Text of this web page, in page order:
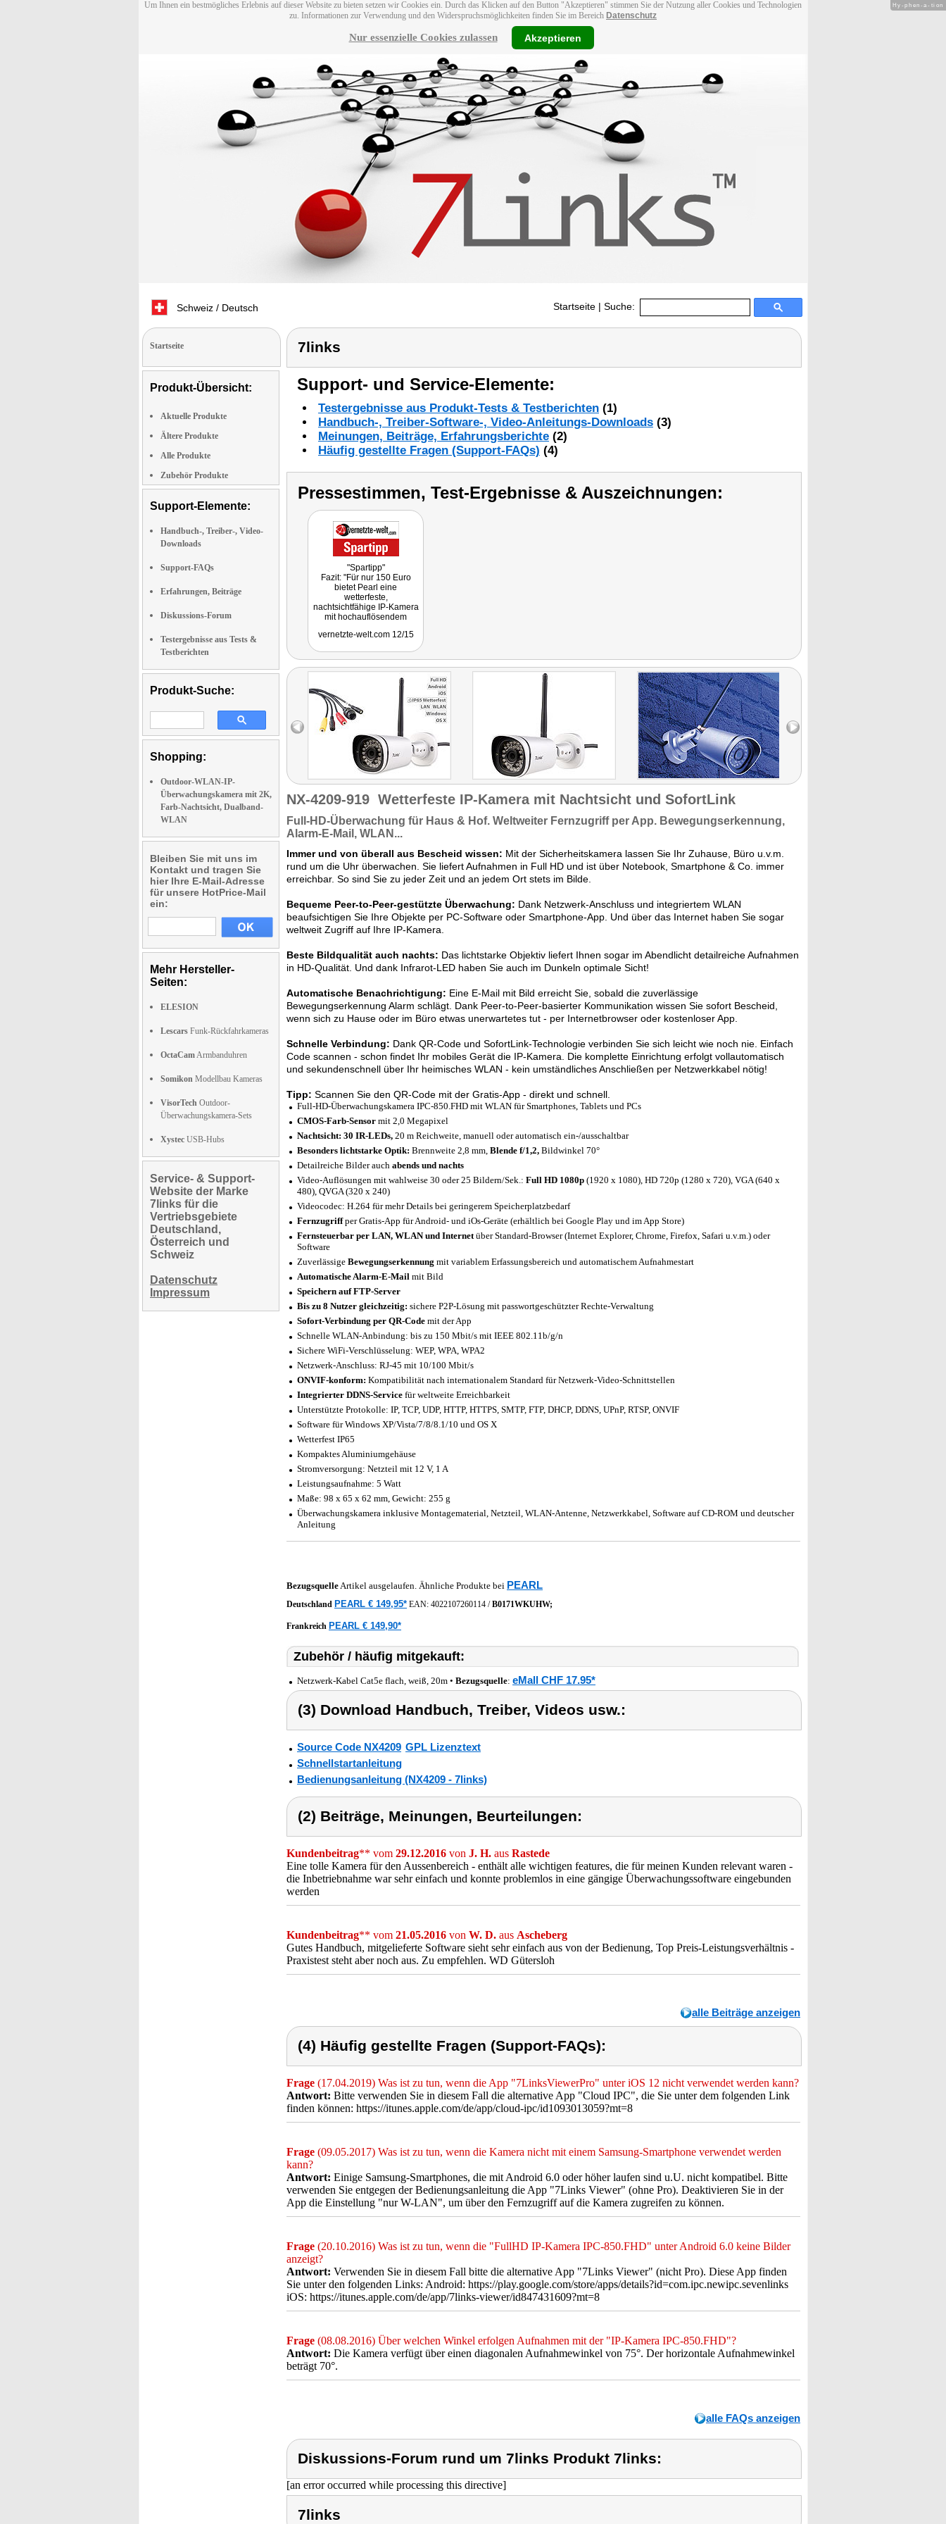
Um Ihnen ein bestmögliches Erlebnis auf dieser Website zu bieten setzen wir Cookies ein. Durch das Klicken auf den Button "Akzeptieren" stimmen Sie der Nutzung aller Cookies und Technologien
zu. Informationen zur Verwendung und den Widerspruchsmöglichkeiten finden Sie im Bereich Datenschutz
Nur essenzielle Cookies zulassen Akzeptieren
Schweiz / Deutsch Startseite | Suche:
Startseite
Produkt-Übersicht:
Aktuelle Produkte
Ältere Produkte
Alle Produkte
Zubehör Produkte
Support-Elemente:
Handbuch-, Treiber-, Video-
Downloads
Support-FAQs
Erfahrungen, Beiträge
Diskussions-Forum
Testergebnisse aus Tests &
Testberichten
Produkt-Suche:
Shopping:
Outdoor-WLAN-IP-
Überwachungskamera mit 2K,
Farb-Nachtsicht, Dualband-
WLAN
Bleiben Sie mit uns im
Kontakt und tragen Sie
hier Ihre E-Mail-Adresse
für unsere HotPrice-Mail
ein:
Mehr Hersteller-
Seiten:
ELESION
Lescars Funk-Rückfahrkameras
OctaCamArmbanduhren
Somikon Modellbau Kameras
VisorTech Outdoor-
Überwachungskamera-Sets
Xystec USB-Hubs
Service- & Support-
Website der Marke
7links für die
Vertriebsgebiete
Deutschland,
Österreich und
Schweiz
Datenschutz
Impressum
7links
Support- und Service-Elemente:
Testergebnisse aus Produkt-Tests & Testberichten (1)
Handbuch-, Treiber-Software-, Video-Anleitungs-Downloads (3)
Meinungen, Beiträge, Erfahrungsberichte (2)
Häufig gestellte Fragen (Support-FAQs) (4)
Pressestimmen, Test-Ergebnisse & Auszeichnungen:
"Spartipp"
Fazit: "Für nur 150 Euro
bietet Pearl eine
wetterfeste,
nachtsichtfähige IP-Kamera
mit hochauflösendem
guter WLAN-Konnektivität.
ins Heimnetz einbinden."
vernetzte-welt.com 12/15
NX-4209-919 Wetterfeste IP-Kamera mit Nachtsicht und SofortLink
Full-HD-Überwachung für Haus & Hof. Weltweiter Fernzugriffper App. Bewegungserkennung,
Alarm-E-Mail, WLAN...
Immer und von überall aus Bescheid wissen: Mit der Sicherheitskamera lassen Sie Ihr Zuhause, Büro u.v.m.
rund um die Uhr überwachen. Sie liefert Aufnahmen in Full HD und ist über Notebook, Smartphone & Co. immer
erreichbar. So sind Sie zu jeder Zeit und an jedem Ort stets im Bilde.
Bequeme Peer-to-Peer-gestützte Überwachung: Dank Netzwerk-Anschluss und integriertem WLAN
beaufsichtigen Sie Ihre Objekte per PC-Software oder Smartphone-App. Und über das Internet haben Sie sogar
weltweit Zugriff auf Ihre IP-Kamera.
Beste Bildqualität auch nachts: Das lichtstarke Objektiv liefert Ihnen sogar im Abendlicht detailreiche Aufnahmen
in HD-Qualität. Und dank Infrarot-LED haben Sie auch im Dunkeln optimale Sicht!
Automatische Benachrichtigung: Eine E-Mail mit Bild erreicht Sie, sobald die zuverlässige
Bewegungserkennung Alarm schlägt. Dank Peer-to-Peer-basierter Kommunikation wissen Sie sofort Bescheid,
wenn sich zu Hause oder im Büro etwas unerwartetes tut - per Internetbrowser oder kostenloser App.
Schnelle Verbindung: Dank QR-Code und SofortLink-Technologie verbinden Sie sich leicht wie noch nie. Einfach
Code scannen - schon findet Ihr mobiles Gerät die IP-Kamera. Die komplette Einrichtung erfolgt vollautomatisch
und sekundenschnell über Ihr heimisches WLAN - kein umständliches Anschließen per Netzwerkkabel nötig!
Tipp: Scannen Sie den QR-Code mit der Gratis-App - direkt und schnell.
Full-HD-Überwachungskamera IPC-850.FHD mit WLAN für Smartphones, Tablets und PCs
CMOS-Farb-Sensor mit 2,0 Megapixel
Nachtsicht: 30 IR-LEDs, 20 m Reichweite, manuell oder automatisch ein-/ausschaltbar
Besonders lichtstarke Optik: Brennweite 2,8 mm, Blende f/1,2, Bildwinkel 70°
Detailreiche Bilder auch abends und nachts
Video-Auflösungen mit wahlweise 30 oder 25 Bildern/Sek.: Full HD 1080p (1920 x 1080), HD 720p (1280 x 720), VGA (640 x
480), QVGA (320 x 240)
Videocodec: H.264 für mehr Details bei geringerem Speicherplatzbedarf
Fernzugriffper Gratis-App für Android- und iOs-Geräte (erhältlich bei Google Play und im App Store)
Fernsteuerbar per LAN, WLAN und Internetüber Standard-Browser (Internet Explorer, Chrome, Firefox, Safari u.v.m.) oder
Software
Zuverlässige Bewegungserkennung mit variablem Erfassungsbereich und automatischem Aufnahmestart
Automatische Alarm-E-Mail mit Bild
Speichern auf FTP-Server
Bis zu 8 Nutzer gleichzeitig: sichere P2P-Lösung mit passwortgeschützter Rechte-Verwaltung
Sofort-Verbindung per QR-Code mit der App
Schnelle WLAN-Anbindung: bis zu 150 Mbit/s mit IEEE 802.11b/g/n
Sichere WiFi-Verschlüsselung: WEP, WPA, WPA2
Netzwerk-Anschluss: RJ-45 mit 10/100 Mbit/s
ONVIF-konform: Kompatibilität nach internationalem Standard für Netzwerk-Video-Schnittstellen
Integrierter DDNS-Service für weltweite Erreichbarkeit
Unterstützte Protokolle: IP, TCP, UDP, HTTP, HTTPS, SMTP, FTP, DHCP, DDNS, UPnP, RTSP, ONVIF
Software für Windows XP/Vista/7/8/8.1/10 und OS X
Wetterfest IP65
Kompaktes Aluminiumgehäuse
Stromversorgung: Netzteil mit 12 V, 1 A
Leistungsaufnahme: 5 Watt
Maße: 98 x 65 x 62 mm, Gewicht: 255 g
Überwachungskamera inklusive Montagematerial, Netzteil, WLAN-Antenne, Netzwerkkabel, Software auf CD-ROM und deutscher
Anleitung
BezugsquelleArtikel ausgelaufen. Ähnliche Produkte bei PEARL
Deutschland PEARL € 149,95* EAN: 4022107260114 /B0171WKUHW;
Frankreich PEARL € 149,90*
Zubehör / häufig mitgekauft:
Netzwerk-Kabel Cat5e flach, weiß, 20m • Bezugsquelle: eMall CHF 17.95*
(3) Download Handbuch, Treiber, Videos usw.:
Source Code NX4209 GPL Lizenztext
Schnellstartanleitung
Bedienungsanleitung (NX4209 - 7links)
(2) Beiträge, Meinungen, Beurteilungen:
Kundenbeitrag** vom 29.12.2016 von J. H. aus Rastede
Eine tolle Kamera für den Aussenbereich - enthält alle wichtigen features, die für meinen Kunden relevant waren -
die Inbetriebnahme war sehr einfach und konnte problemlos in eine gängige Überwachungssoftware eingebunden
werden
Kundenbeitrag** vom 21.05.2016 von W. D. aus Ascheberg
Gutes Handbuch, mitgelieferte Software sieht sehr einfach aus von der Bedienung, Top Preis-Leistungsverhältnis -
Praxistest steht aber noch aus. Zu empfehlen. WD Gütersloh
alle Beiträge anzeigen
(4) Häufig gestellte Fragen (Support-FAQs):
Frage (17.04.2019) Was ist zu tun, wenn die App "7LinksViewerPro" unter iOS 12 nicht verwendet werden kann?
Antwort: Bitte verwenden Sie in diesem Fall die alternative App "Cloud IPC", die Sie unter dem folgenden Link
finden können: https://itunes.apple.com/de/app/cloud-ipc/id1093013059?mt=8
Frage (09.05.2017) Was ist zu tun, wenn die Kamera nicht mit einem Samsung-Smartphone verwendet werden
kann?
Antwort: Einige Samsung-Smartphones, die mit Android 6.0 oder höher laufen sind u.U. nicht kompatibel. Bitte
verwenden Sie entgegen der Bedienungsanleitung die App "7Links Viewer" (ohne Pro). Deaktivieren Sie in der
App die Einstellung "nur W-LAN", um über den Fernzugriff auf die Kamera zugreifen zu können.
Frage (20.10.2016) Was ist zu tun, wenn die "FullHD IP-Kamera IPC-850.FHD" unter Android 6.0 keine Bilder
anzeigt?
Antwort: Verwenden Sie in diesem Fall bitte die alternative App "7Links Viewer" (nicht Pro). Diese App finden
Sie unter den folgenden Links: Android: https://play.google.com/store/apps/details?id=com.ipc.newipc.sevenlinks
iOS: https://itunes.apple.com/de/app/7links-viewer/id847431609?mt=8
Frage (08.08.2016) Über welchen Winkel erfolgen Aufnahmen mit der "IP-Kamera IPC-850.FHD"?
Antwort: Die Kamera verfügt über einen diagonalen Aufnahmewinkel von 75°. Der horizontale Aufnahmewinkel
beträgt 70°.
alle FAQs anzeigen
Diskussions-Forum rund um 7links Produkt 7links:
[an error occurred while processing this directive]
7links
Hy-phen-a-tion